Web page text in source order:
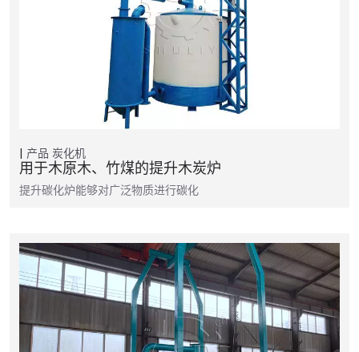
产品 炭化机
用于木原木、竹煤的提升木炭炉
提升碳化炉能够对广泛物质进行碳化